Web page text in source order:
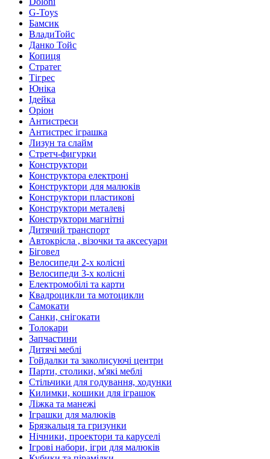
G-Toys
Бамсик
ВладиТойс
Данко Тойс
Копиця
Стратег
Тігрес
Юніка
Ідейка
Оріон
Антистреси
Антистрес іграшка
Лизун та слайм
Стретч-фигурки
Конструктори
Конструктора електроні
Конструктори для малюків
Конструктори пластикові
Конструктори металеві
Конструктори магнітні
Дитячий транспорт
Автокрісла , візочки та аксесуари
Біговел
Велосипеди 2-х колісні
Велосипеди 3-х колісні
Електромобілі та карти
Квадроцикли та мотоцикли
Самокати
Санки, снігокати
Толокари
Запчастини
Дитячі меблі
Гойдалки та заколисуючі центри
Парти, столики, м'які меблі
Стільчики для годування, ходунки
Килимки, кошики для іграшок
Ліжка та манежі
Іграшки для малюків
Брязкальця та гризунки
Нічники, проектори та каруселі
Ігрові набори, ігри для малюків